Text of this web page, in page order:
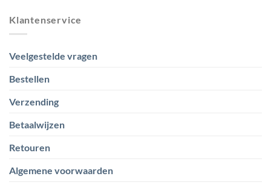
Klantenservice
Veelgestelde vragen
Bestellen
Verzending
Betaalwijzen
Retouren
Algemene voorwaarden